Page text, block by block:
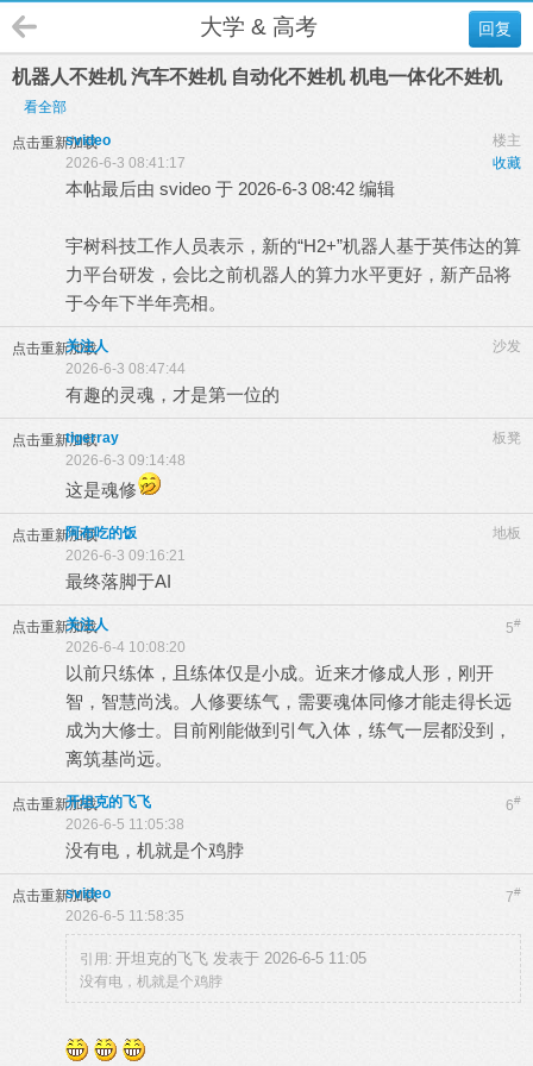
回复
大学 & 高考
机器人不姓机 汽车不姓机 自动化不姓机 机电一体化不姓机
看全部
点击重新加载 楼主
svideo
收藏
2026-6-3 08:41:17
本帖最后由 svideo 于 2026-6-3 08:42 编辑
宇树科技工作人员表示，新的“H2+”机器人基于英伟达的算
力平台研发，会比之前机器人的算力水平更好，新产品将
于今年下半年亮相。
点击重新加载 沙发
关注人
2026-6-3 08:47:44
有趣的灵魂，才是第一位的
点击重新加载 板凳
tigerray
2026-6-3 09:14:48
这是魂修
点击重新加载 地板
阿布吃的饭
2026-6-3 09:16:21
最终落脚于AI
点击重新加载 5#
关注人
2026-6-4 10:08:20
以前只练体，且练体仅是小成。近来才修成人形，刚开
智，智慧尚浅。人修要练气，需要魂体同修才能走得长远
成为大修士。目前刚能做到引气入体，练气一层都没到，
离筑基尚远。
点击重新加载 6#
开坦克的飞飞
2026-6-5 11:05:38
没有电，机就是个鸡脖
点击重新加载 7#
svideo
2026-6-5 11:58:35
引用: 开坦克的飞飞 发表于 2026-6-5 11:05
没有电，机就是个鸡脖